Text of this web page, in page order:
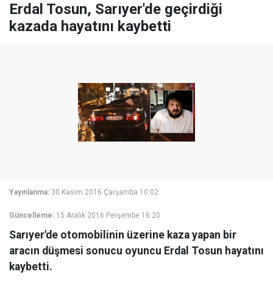
Erdal Tosun, Sarıyer'de geçirdiği
kazada hayatını kaybetti
Yayınlanma: 30 Kasım 2016 Çarşamba 10:02
Güncelleme: 15 Aralık 2016 Perşembe 16:20
Sarıyer'de otomobilinin üzerine kaza yapan bir
aracın düşmesi sonucu oyuncu Erdal Tosun hayatını
kaybetti.